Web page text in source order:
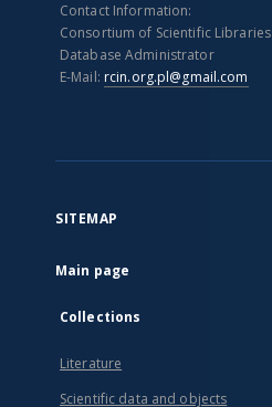
Contact Information:
Consortium of Scientific Libraries
Database Administrator
E-Mail: rcin.org.pl@gmail.com
SITEMAP
Main page
Collections
Literature
Scientific data and objects